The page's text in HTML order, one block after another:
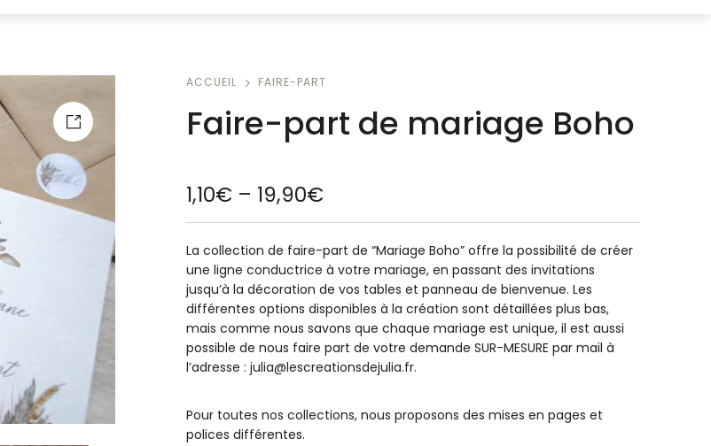
ACCUEIL FAIRE-PART
Faire-part de mariage Boho
1,10€ – 19,90€
La collection de faire-part de “Mariage Boho” offre la possibilité de créer
une ligne conductrice à votre mariage, en passant des invitations
jusqu’à la décoration de vos tables et panneau de bienvenue. Les
différentes options disponibles à la création sont détaillées plus bas,
mais comme nous savons que chaque mariage est unique, il est aussi
possible de nous faire part de votre demande SUR-MESURE par mail à
l’adresse : julia@lescreationsdejulia.fr.
Pour toutes nos collections, nous proposons des mises en pages et
polices différentes.